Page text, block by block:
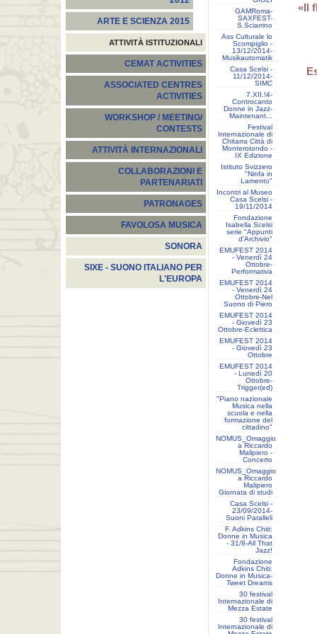
ARTE E SCIENZA 2015
ATTIVITÀ ISTITUZIONALI
CEMAT ACTIVITIES
ASSOCIATED CENTRES
ACTIVITIES
WORKSHOP / MEETING/
CONTESTS
ATTIVITÀ INTERNAZIONALI
COLLABORAZIONI E
PARTENARIATI
PATRONAGES
FAVOLOSA MUSICA
SONORA
SIXE - SUONO ITALIANO PER
L'EUROPA
GAMRoma-
SAXFEST-
S.Sciarrino
Ass Culturale lo
Scompiglio -
13/12/2014-
Musikautomatik
Casa Scelsi -
11/12/2014-
SIMC
7.XII.!4-
Controcanto
Donne in Jazz-
Maintenant...
Festival
Internazionale di
Chitarra Città di
Monterotondo -
IX Edizione
Istituto Svizzero
"Ninfa in
Lamento"
Incontri al Museo
Casa Scelsi -
19/11/2014
Fondazione
Isabella Scelsi
serie "Appunti
d'Archivio"
EMUFEST 2014
- Venerdì 24
Ottobre-
Performativa
EMUFEST 2014
- Venerdì 24
Ottobre-Nel
Suono di Piero
EMUFEST 2014
- Giovedì 23
Ottobre-Eclettica
EMUFEST 2014
- Giovedì 23
Ottobre
EMUFEST 2014
- Lunedì 20
Ottobre-
Trigger(ed)
"Piano nazionale
Musica nella
scuola e nella
formazione del
cittadino"
NOMUS_Omaggio
a Riccardo
Malipiero -
Concerto
NOMUS_Omaggio
a Riccardo
Malipiero
Giornata di studi
Casa Scelsi -
23/09/2014-
Suoni Paralleli
F. Adkins Chiti:
Donne in Musica
- 31/8-All That
Jazz!
Fondazione
Adkins Chiti:
Donne in Musica-
Tweet Dreams
30 festival
Internazionale di
Mezza Estate
30 festival
Internazionale di
«Il